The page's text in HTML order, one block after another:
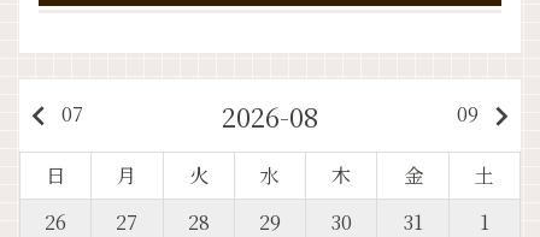
keyboard_arrow_left 07 2026-08 09 keyboard_arrow_right
日 月 火 水 木 金
土
26
27 28 29 30 31 1